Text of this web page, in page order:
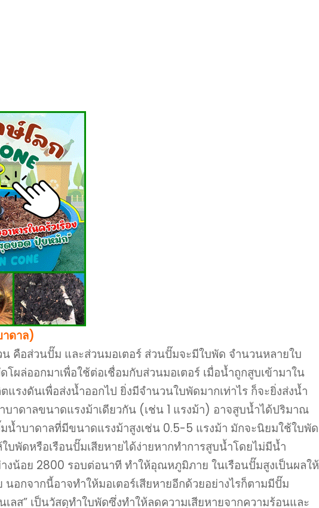
ดาล)
คือส่วนปั๊ม และส่วนมอเตอร์ ส่วนปั๊มจะมีใบพัด จำนวนหลายใบ
ผล่ออกมาเพื่อใช้ต่อเชื่อมกับส่วนมอเตอร์ เมื่อน้ำถูกสูบเข้ามาใน
แรงดันเพื่อส่งน้ำออกไป ยิ่งมีจำนวนใบพัดมากเท่าไร ก็จะยิ่งส่งน้ำ
าดาลขนาดแรงม้าเดียวกัน (เช่น 1 แรงม้า) อาจสูบน้ำได้ปริมาณ
น้ำบาดาลที่มีขนาดแรงม้าสูงเช่น 0.5-5 แรงม้า มักจะนิยมใช้ใบพัด
บพัดหรือเรือนปั๊มเสียหายได้ง่ายหากทำการสูบน้ำโดยไม่มีน้ำ
งน้อย 2800 รอบต่อนาที ทำให้อุณหภูมิภาย ในเรือนปั๊มสูงเป็นผลให้
อกจากนี้อาจทำให้มอเตอร์เสียหายอีกด้วยอย่างไรก็ตามมีปั๊ม
ลส” เป็นวัสดุทำใบพัดซึ่งทำให้ลดความเสียหายจากความร้อนและ